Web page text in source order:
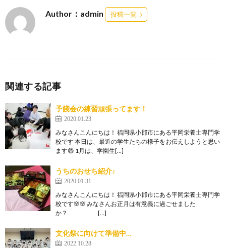
Author：admin 投稿一覧
関連する記事
予餞会の練習頑張ってます！
2020.01.23
みなさんこんにちは！ 福岡県小郡市にある平岡栄養士専門学
校です 本日は、最近の学生たちの様子をお伝えしようと思い
ます😄 1月は、学園生[…]
うちのおせち紹介♪
2020.01.31
みなさんこんにちは！ 福岡県小郡市にある平岡栄養士専門学
校です🌸🌸 みなさんお正月は有意義に過ごせました
か？ […]
文化祭に向けて準備中…
2022.10.28